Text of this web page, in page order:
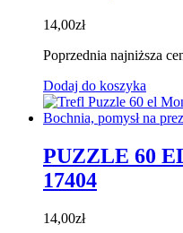
14,00zł
Poprzednia najniższa
Dodaj do koszyka
PUZZLE 60
17404
14,00zł